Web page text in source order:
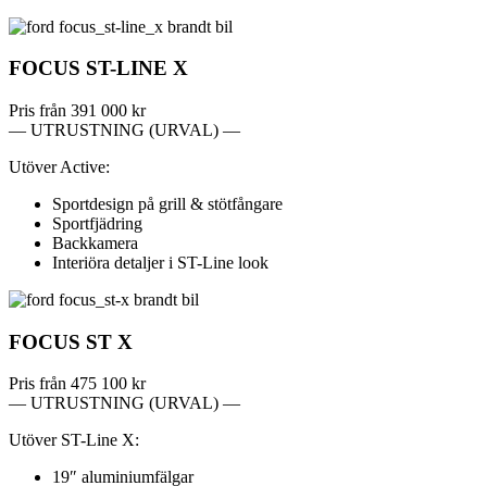
FOCUS ST-LINE X
Pris från 391 000 kr
— UTRUSTNING (URVAL) —
Utöver Active:
Sportdesign på grill & stötfångare
Sportfjädring
Backkamera
Interiöra detaljer i ST-Line look
FOCUS ST X
Pris från 475 100 kr
— UTRUSTNING (URVAL) —
Utöver ST-Line X:
19″ aluminiumfälgar